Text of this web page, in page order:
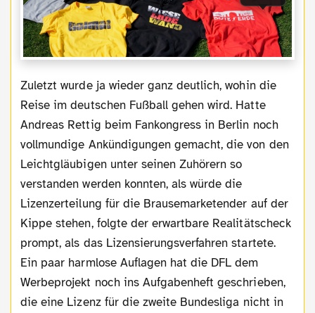
Zuletzt wurde ja wieder ganz deutlich, wohin die
Reise im deutschen Fußball gehen wird. Hatte
Andreas Rettig beim Fankongress in Berlin noch
vollmundige Ankündigungen gemacht, die von den
Leichtgläubigen unter seinen Zuhörern so
verstanden werden konnten, als würde die
Lizenzerteilung für die Brausemarketender auf der
Kippe stehen, folgte der erwartbare Realitätscheck
prompt, als das Lizensierungsverfahren startete.
Ein paar harmlose Auflagen hat die DFL dem
Werbeprojekt noch ins Aufgabenheft geschrieben,
die eine Lizenz für die zweite Bundesliga nicht in